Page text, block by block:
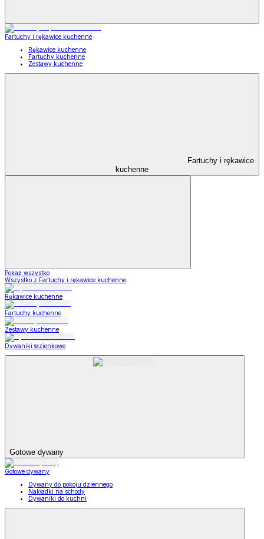
Fartuchy i rękawice kuchenne
Rękawice kuchenne
Fartuchy kuchenne
Zestawy kuchenne
Fartuchy i rękawice
kuchenne
Pokaż wszystko
Wszystko z Fartuchy i rękawice kuchenne
Rękawice kuchenne
Fartuchy kuchenne
Zestawy kuchenne
Dywaniki łazienkowe
Gotowe dywany
Gotowe dywany
Dywany do pokoju dziennego
Nakładki na schody
Dywaniki do kuchni